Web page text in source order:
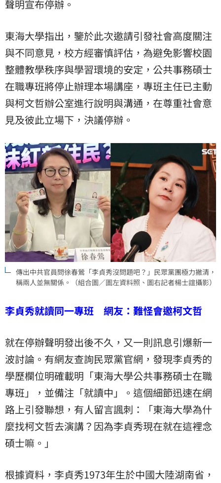
聲明宣布停辦。
東海大學指出，鑒於此次邀請引發社會高度關注
與不同意見，校方經審慎評估，為避免影響校園
整體教學秩序與學習環境的安定，公共事務碩士
在職專班將停止辦理本場講座，專班主任已主動
與柯文哲辦公室進行說明與溝通，在尊重社會意
見及彼此立場下，決議停辦。
傳出中共官員問徐春鶯「李貞秀沒問題吧？」民眾黨團極力撇清，
稱兩人並無關係。（組合圖／圖左資料照、圖右記者楊士誼攝影）
李貞秀就讀同一專班 網友：難怪會邀柯文哲
就在停辦聲明發出後不久，又一則訊息引爆新一
波討論。有網友查詢民眾黨官網，發現李貞秀的
學歷欄位明確載明「東海大學公共事務碩士在職
專班」，並備注「就讀中」。這個細節迅速在網
路上引發聯想，有人留言諷刺：「東海大學為什
麼找柯文哲去演講？因為李貞秀現在就在這裡念
碩士嘛。」
根據資料，李貞秀1973年生於中國大陸湖南省，